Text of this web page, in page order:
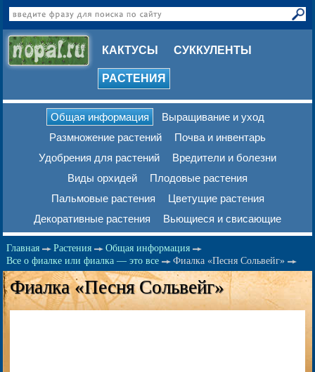
КАКТУСЫ СУККУЛЕНТЫ
РАСТЕНИЯ
Общая информация
Выращивание и уход
Размножение растений
Почва и инвентарь
Удобрения для растений
Вредители и болезни
Виды орхидей
Плодовые растения
Пальмовые растения
Цветущие растения
Декоративные растения
Вьющиеся и свисающие
Главная Растения
Общая информация
Все о фиалке или фиалка — это все
Фиалка «Песня Сольвейг»
Фиалка «Песня Сольвейг»